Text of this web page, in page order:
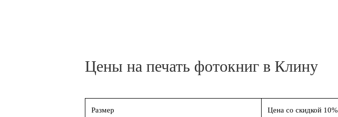
Цены на печать фотокниг в Клину
Размер Цена со скидкой 10%